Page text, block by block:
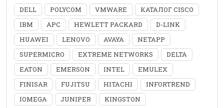
DELL POLYCOM VMWARE
КАТАЛОГ CISCO
IBM
APC HEWLETT PACKARD
D-LINK
HUAWEI
LENOVO AVAYA
NETAPP
SUPERMICRO
EXTREME NETWORKS
DELTA
EATON
EMERSON INTEL
EMULEX
FINISAR
FUJITSU HITACHI
INFORTREND
IOMEGA
JUNIPER KINGSTON